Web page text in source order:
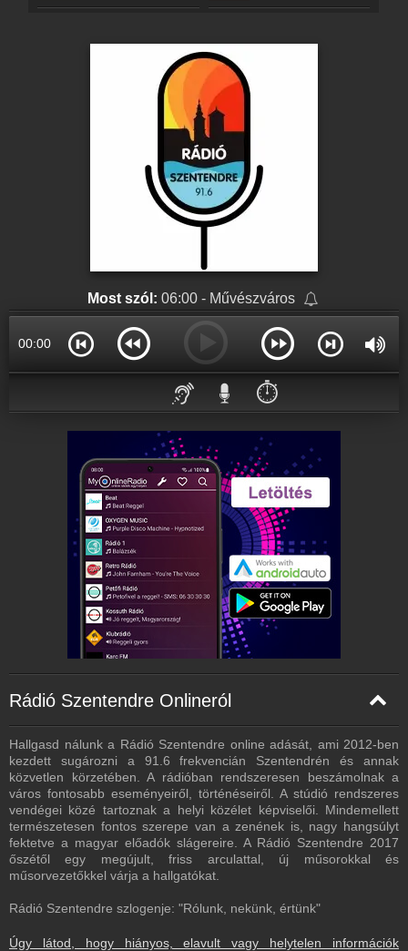
Most szól: 06:00 - Művészváros
00:00
⏱️
Rádió Szentendre Onlineról
Hallgasd nálunk a Rádió Szentendre online adását, ami 2012-ben
kezdett sugározni a 91.6 frekvencián Szentendrén és annak
közvetlen körzetében. A rádióban rendszeresen beszámolnak a
város fontosabb eseményeiről, történéseiről. A stúdió rendszeres
vendégei közé tartoznak a helyi közélet képviselői. Mindemellett
természetesen fontos szerepe van a zenének is, nagy hangsúlyt
fektetve a magyar előadók slágereire. A Rádió Szentendre 2017
őszétől egy megújult, friss arculattal, új műsorokkal és
műsorvezetőkkel várja a hallgatókat.
Rádió Szentendre szlogenje: "Rólunk, nekünk, értünk"
Úgy látod, hogy hiányos, elavult vagy helytelen információk